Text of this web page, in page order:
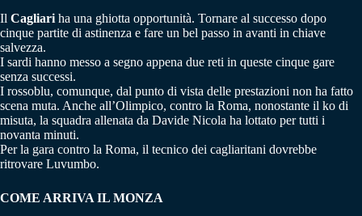
Il Cagliari ha una ghiotta opportunità. Tornare al successo dopo
cinque partite di astinenza e fare un bel passo in avanti in chiave
salvezza.
I sardi hanno messo a segno appena due reti in queste cinque gare
senza successi.
I rossoblu, comunque, dal punto di vista delle prestazioni non ha fatto
scena muta. Anche all’Olimpico, contro la Roma, nonostante il ko di
misuta, la squadra allenata da Davide Nicola ha lottato per tutti i
novanta minuti.
Per la gara contro la Roma, il tecnico dei cagliaritani dovrebbe
ritrovare Luvumbo.
COME ARRIVA IL MONZA